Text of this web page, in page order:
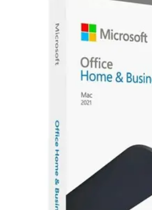
Herramientas Digitales
ActualizaciónFiltración y Evaluación
Información Actualizada